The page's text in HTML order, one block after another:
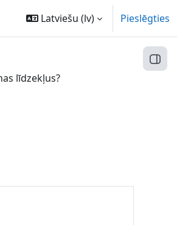
Latviešu ‎(lv)‎ Pieslēgties
līdzekļus?